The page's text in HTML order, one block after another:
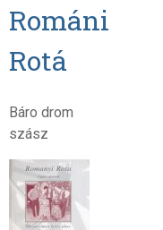
Románi
Rotá
Báro drom
szász